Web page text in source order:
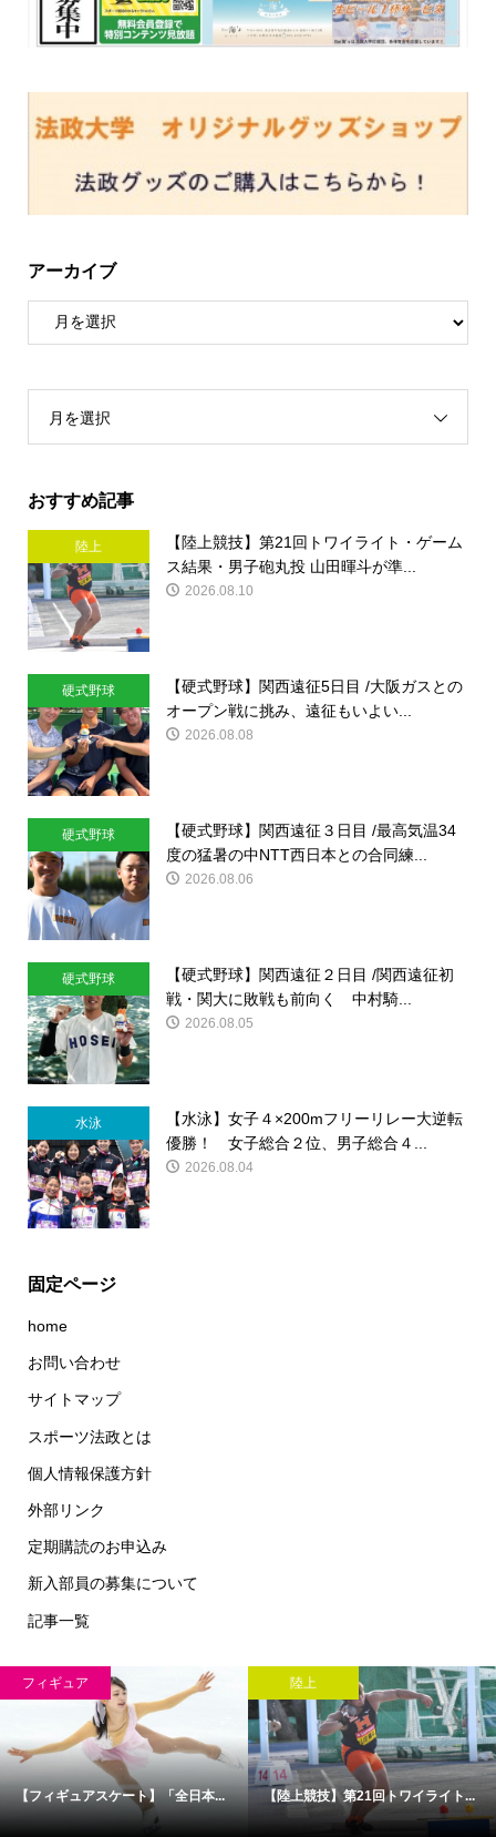
アーカイブ
月を選択
おすすめ記事
陸上
【陸上競技】第21回トワイライト・ゲーム
ス結果・男子砲丸投 山田暉斗が準...
2026.08.10
硬式野球
【硬式野球】関西遠征5日目 /大阪ガスとの
オープン戦に挑み、遠征もいよい...
2026.08.08
硬式野球
【硬式野球】関西遠征３日目 /最高気温34
度の猛暑の中NTT西日本との合同練...
2026.08.06
硬式野球
【硬式野球】関西遠征２日目 /関西遠征初
戦・関大に敗戦も前向く 中村騎...
2026.08.05
水泳
【水泳】女子４×200mフリーリレー大逆転
優勝！ 女子総合２位、男子総合４...
2026.08.04
固定ページ
home
お問い合わせ
サイトマップ
スポーツ法政とは
個人情報保護方針
外部リンク
定期購読のお申込み
新入部員の募集について
記事一覧
フィギュア
【フィギュアスケート】「全日本...
陸上
【陸上競技】第21回トワイライト...